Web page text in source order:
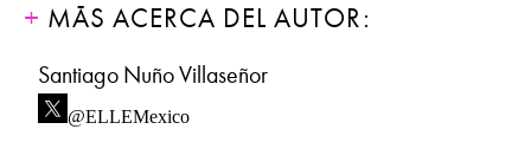
MÁS ACERCA DEL AUTOR:
Santiago Nuño Villaseñor
@ELLEMexico